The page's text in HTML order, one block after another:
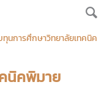
ทุนการศึกษาวิทยาลัยเทคนิค
นิคพิมาย